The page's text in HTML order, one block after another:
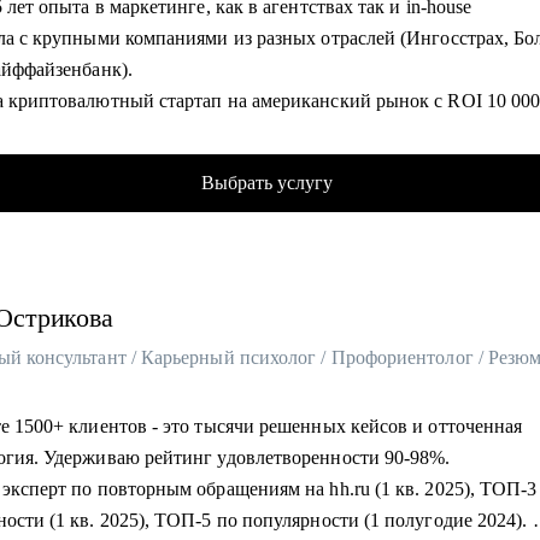
Middle дизайнерам, которые устроились в крупную компанию
лет опыта в маркетинге, как в агентствах так и in-house
с крупными компаниями из разных отраслей (Ингосстрах,
криптовалютный стартап на американский рынок с ROI 10
работала в hh.ru и развивала сервисы для соискателей
со стажерской позиции в агентстве и дошла до старшего
продуктовый маркетинг в магистратуре РАНХиГС.
Выбрать услугу
1500+ клиентов - это тысячи решенных кейсов и отточенная
Удерживаю рейтинг удовлетворенности 90-98%.
по повторным обращениям на hh.ru (1 кв. 2025), ТОП-
(1 кв. 2025), ТОП-5 по популярности (1 полугодие 2024).